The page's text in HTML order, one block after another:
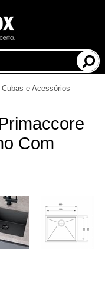
Cubas e Acessórios
Com